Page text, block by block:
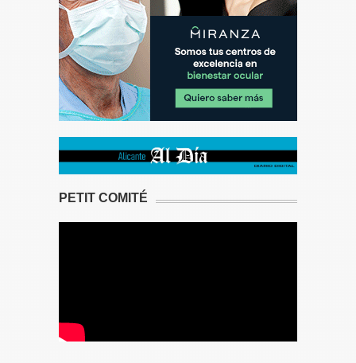
PETIT COMITÉ